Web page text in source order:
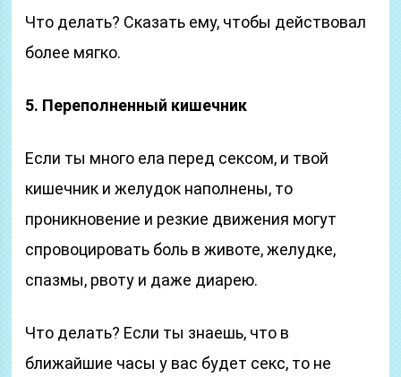
Что делать? Сказать ему, чтобы действовал
более мягко.
5. Переполненный кишечник
Если ты много ела перед сексом, и твой
кишечник и желудок наполнены, то
проникновение и резкие движения могут
спровоцировать боль в животе, желудке,
спазмы, рвоту и даже диарею.
Что делать? Если ты знаешь, что в
ближайшие часы у вас будет секс, то не